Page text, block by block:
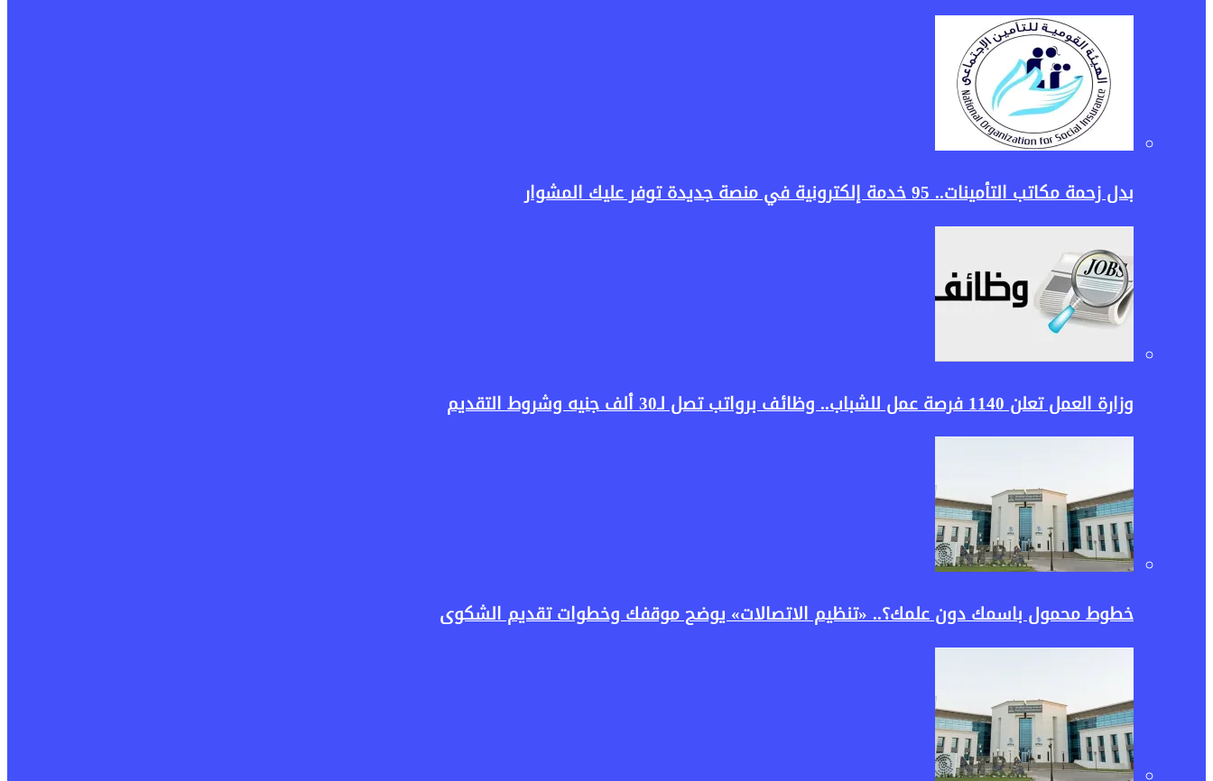
بدل زحمة مكاتب التأمينات.. 95 خدمة إلكترونية في منصة جديدة توفر عليك المشوار
وزارة العمل تعلن 1140 فرصة عمل للشباب.. وظائف برواتب تصل لـ30 ألف جنيه وشروط التقديم
خطوط محمول باسمك دون علمك؟.. «تنظيم الاتصالات» يوضح موقفك وخطوات تقديم الشكوى